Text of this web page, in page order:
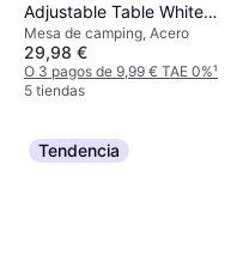
Adjustable Table White
Granite
Mesa de camping, Acero
29,98 €
O 3 pagos de 9,99 € TAE 0%¹
5 tiendas
Tendencia